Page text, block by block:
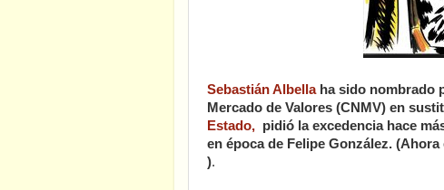
Sebastián Albella ha sido nombrado
Mercado de Valores (CNMV) en
Estado, pidió la excedencia hace
en época de Felipe González.
).